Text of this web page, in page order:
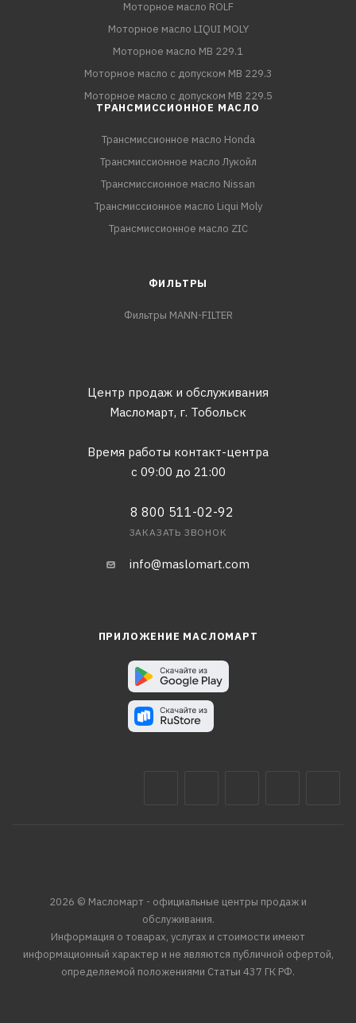
Моторное масло ROLF
Моторное масло LIQUI MOLY
Моторное масло MB 229.1
Моторное масло с допуском MB 229.3
Моторное масло с допуском MB 229.5
ТРАНСМИССИОННОЕ МАСЛО
Трансмиссионное масло Honda
Трансмиссионное масло Лукойл
Трансмиссионное масло Nissan
Трансмиссионное масло Liqui Moly
Трансмиссионное масло ZIC
ФИЛЬТРЫ
Фильтры MANN-FILTER
Центр продаж и обслуживания
Масломарт, г. Тобольск
Время работы контакт-центра
с 09:00 до 21:00
8 800 511-02-92
ЗАКАЗАТЬ ЗВОНОК
info@maslomart.com
ПРИЛОЖЕНИЕ МАСЛОМАРТ
2026 © Масломарт - официальные центры продаж и
обслуживания.
Информация о товарах, услугах и стоимости имеют
информационный характер и не являются публичной офертой,
определяемой положениями Статьи 437 ГК РФ.